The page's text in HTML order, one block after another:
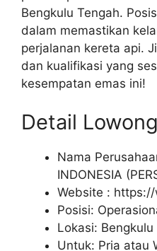
Bengkulu Tengah.
dalam memastikan
perjalanan kereta api.
dan kualifikasi yang
kesempatan emas ini!
Detail
Nama
INDONESIA
Website :
Posisi:
Lokasi:
Untuk: Pria atau